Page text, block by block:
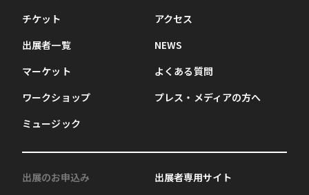
チケット
出展者一覧
マーケット
ワークショップ
ミュージック
アクセス
NEWS
よくある質問
プレス・メディアの方へ
出展のお申込み
出展者専用サイト